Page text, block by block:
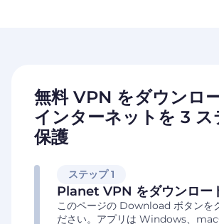
無料 VPN をダウンロ
インターネットを 3 ス
保護
ステップ 1
Planet VPN をダウンロー
このページの Download ボタンを
ださい。アプリは Windows、